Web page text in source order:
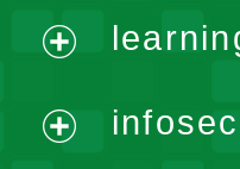
menu
menu